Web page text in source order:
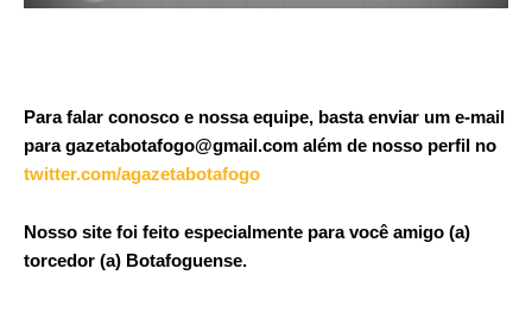
Para falar conosco e nossa equipe, basta enviar um e-mail
para gazetabotafogo@gmail.com além de nosso perfil no
twitter.com/agazetabotafogo
Nosso site foi feito especialmente para você amigo (a)
torcedor (a) Botafoguense.